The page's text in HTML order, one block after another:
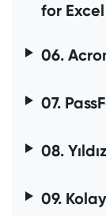
for Excel
06.
07.
08.
09.